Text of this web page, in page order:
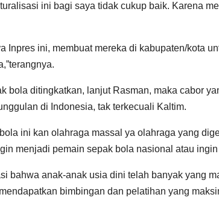
ini bagi saya tidak cukup baik. Karena
Inpres ini, membuat mereka di kabupaten/kota
bola ditingkatkan, lanjut Rasman, maka cabor
di Indonesia, tak terkecuali Kaltim.
ini kan olahraga massal ya olahraga yang
menjadi pemain sepak bola nasional atau
bahwa anak-anak usia dini telah banyak yang
bimbingan dan pelatihan yang